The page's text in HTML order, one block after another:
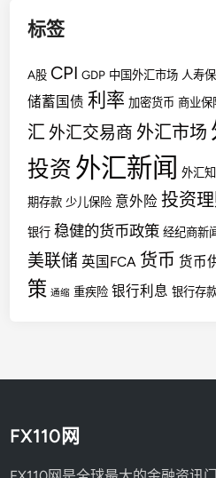
标签
A股 CPI GDP 中国外汇市场 人寿
储蓄国债 利率 加密货币 商业保
汇 外汇交易商 外汇市场
投资 外汇新闻 外汇
期存款 少儿保险 意外险 投资
银行 稳健的货币政策 经纪商新
美联储 英国FCA 货币 货币
策 通缩 重疾险 银行利息 银行存
FX110网